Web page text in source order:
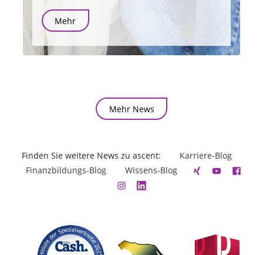
Mehr
Mehr News
Finden Sie weitere News zu ascent:
Karriere-Blog
Finanzbildungs-Blog
Wissens-Blog